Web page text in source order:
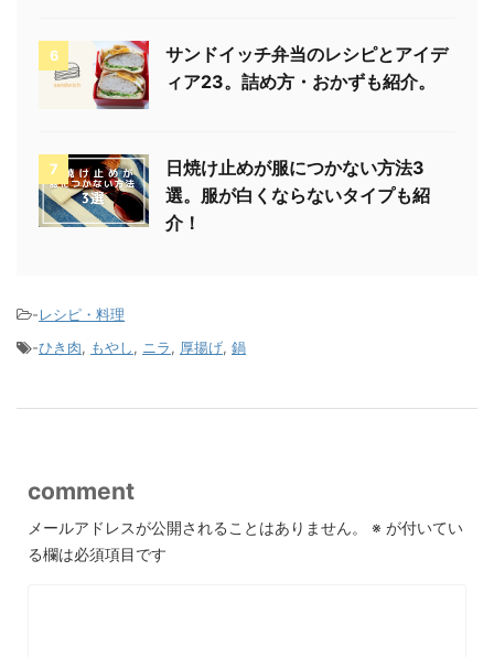
6
サンドイッチ弁当のレシピとアイデ
ィア23。詰め方・おかずも紹介。
7
日焼け止めが服につかない方法3
選。服が白くならないタイプも紹
介！
-レシピ・料理
-ひき肉, もやし, ニラ, 厚揚げ, 鍋
comment
メールアドレスが公開されることはありません。 ※ が付いてい
る欄は必須項目です